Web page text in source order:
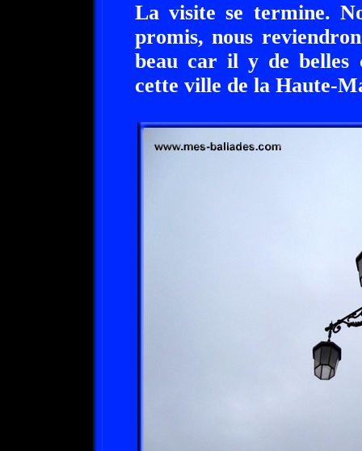
La visite se termine.
promis, nous
beau car il y de belles
cette ville de la Haute-